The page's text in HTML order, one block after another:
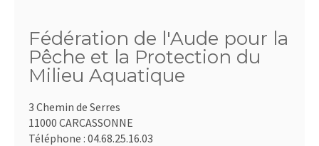
Fédération de l'Aude pour la
Pêche et la Protection du
Milieu Aquatique
3 Chemin de Serres
11000 CARCASSONNE
Téléphone : 04.68.25.16.03